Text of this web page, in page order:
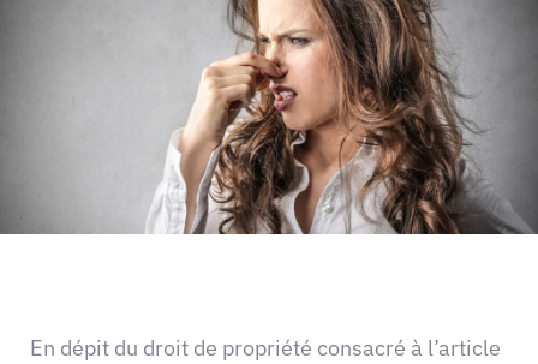
En dépit du droit de propriété consacré à l’article